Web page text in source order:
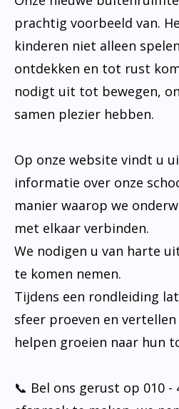
prachtig voorbeeld van.
kinderen niet alleen
ontdekken en tot rust
nodigt uit tot bewegen,
samen plezier hebben.
Op onze website vindt u
informatie over onze
manier waarop we
met elkaar verbinden.
We nodigen u van harte
te komen nemen.
Tijdens een rondleiding
sfeer proeven en
helpen groeien naar hun
📞 Bel ons gerust op 010 -